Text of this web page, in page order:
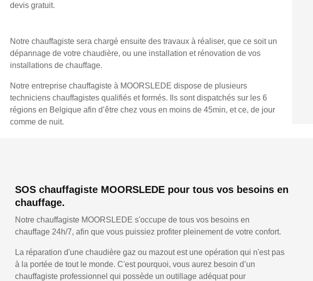
devis gratuit.
Notre chauffagiste sera chargé ensuite des travaux à réaliser, que ce soit un
dépannage de votre chaudière, ou une installation et rénovation de vos
installations de chauffage.
Notre entreprise chauffagiste à MOORSLEDE dispose de plusieurs
techniciens chauffagistes qualifiés et formés. Ils sont dispatchés sur les 6
régions en Belgique afin d’être chez vous en moins de 45min, et ce, de jour
comme de nuit.
SOS chauffagiste MOORSLEDE pour tous vos besoins en
chauffage.
Notre chauffagiste MOORSLEDE s'occupe de tous vos besoins en
chauffage 24h/7, afin que vous puissiez profiter pleinement de votre confort.
La réparation d'une chaudière gaz ou mazout est une opération qui n'est pas
à la portée de tout le monde. C'est pourquoi, vous aurez besoin d’un
chauffagiste professionnel qui possède un outillage adéquat pour